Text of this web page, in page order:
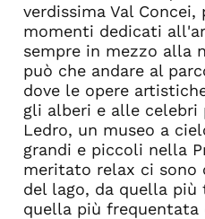
verdissima Val Concei,
momenti dedicati
sempre in mezzo alla
può che andare al
dove le opere
gli alberi e alle
Ledro, un museo a
grandi e piccoli nella
meritato relax ci sono
del lago, da quella più
quella più frequentata